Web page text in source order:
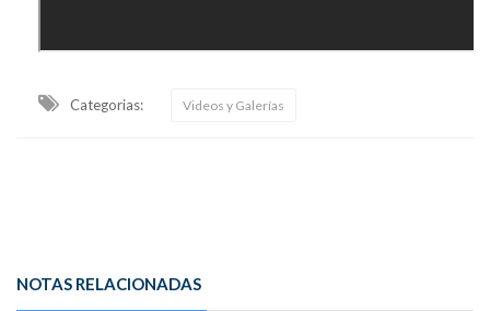
Categorias: Videos y Galerías
NOTAS RELACIONADAS